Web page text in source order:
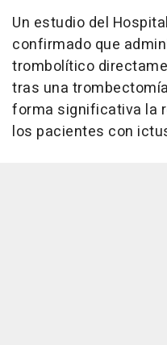
Un estudio del
confirmado que
trombolítico
tras una
forma significativa la
los pacientes con